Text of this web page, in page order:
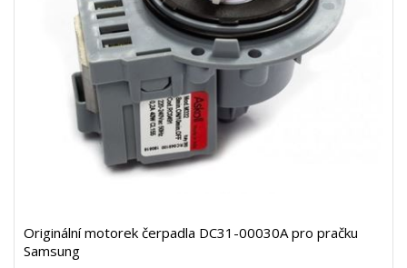
Originální motorek čerpadla DC31-00030A pro pračku
Samsung